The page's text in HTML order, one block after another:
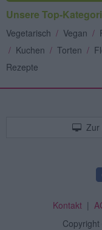
Unsere Top-
Vegetarisch / Vegan /
/ Kuchen / Torten /
Rezepte
Zur
Kontakt|
Copyright